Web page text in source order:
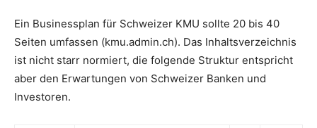
Ein Businessplan für Schweizer KMU sollte 20 bis 40
Seiten umfassen (kmu.admin.ch). Das Inhaltsverzeichnis
ist nicht starr normiert, die folgende Struktur entspricht
aber den Erwartungen von Schweizer Banken und
Investoren.